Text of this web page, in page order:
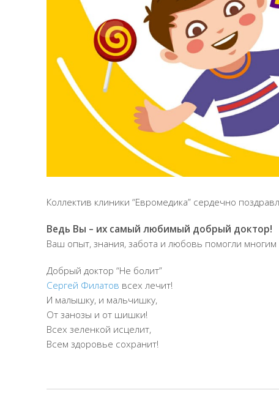
Коллектив клиники “Евромедика” сердечно
Ведь Вы – их самый любимый добрый доктор!
Ваш опыт, знания, забота и любовь помогли
Добрый доктор “Не болит”
Сергей Филатов всех лечит!
И малышку, и мальчишку,
От занозы и от шишки!
Всех зеленкой исцелит,
Всем здоровье сохранит!